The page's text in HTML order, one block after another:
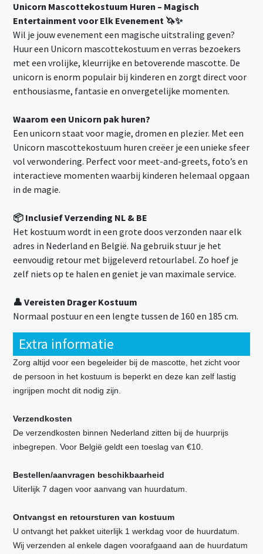
Unicorn Mascottekostuum Huren – Magisch
Entertainment voor Elk Evenement 🦄✨
Wil je jouw evenement een magische uitstraling geven?
Huur een Unicorn mascottekostuum en verras bezoekers
met een vrolijke, kleurrijke en betoverende mascotte. De
unicorn is enorm populair bij kinderen en zorgt direct voor
enthousiasme, fantasie en onvergetelijke momenten.
Waarom een Unicorn pak huren?
Een unicorn staat voor magie, dromen en plezier. Met een
Unicorn mascottekostuum huren creëer je een unieke sfeer
vol verwondering. Perfect voor meet-and-greets, foto’s en
interactieve momenten waarbij kinderen helemaal opgaan
in de magie.
📦 Inclusief Verzending NL & BE
Het kostuum wordt in een grote doos verzonden naar elk
adres in Nederland en België. Na gebruik stuur je het
eenvoudig retour met bijgeleverd retourlabel. Zo hoef je
zelf niets op te halen en geniet je van maximale service.
👤 Vereisten Drager Kostuum
Normaal postuur en een lengte tussen de 160 en 185 cm.
Extra informatie
Zorg altijd voor een begeleider bij de mascotte, het zicht voor
de persoon in het kostuum is beperkt en deze kan zelf lastig
ingrijpen mocht dit nodig zijn.
Verzendkosten
De verzendkosten binnen Nederland zitten bij de huurprijs
inbegrepen. Voor België geldt een toeslag van €10.
Bestellen/aanvragen beschikbaarheid
Uiterlijk 7 dagen voor aanvang van huurdatum.
Ontvangst en retoursturen van kostuum
U ontvangt het pakket uiterlijk 1 werkdag voor de huurdatum.
Wij verzenden al enkele dagen voorafgaand aan de huurdatum